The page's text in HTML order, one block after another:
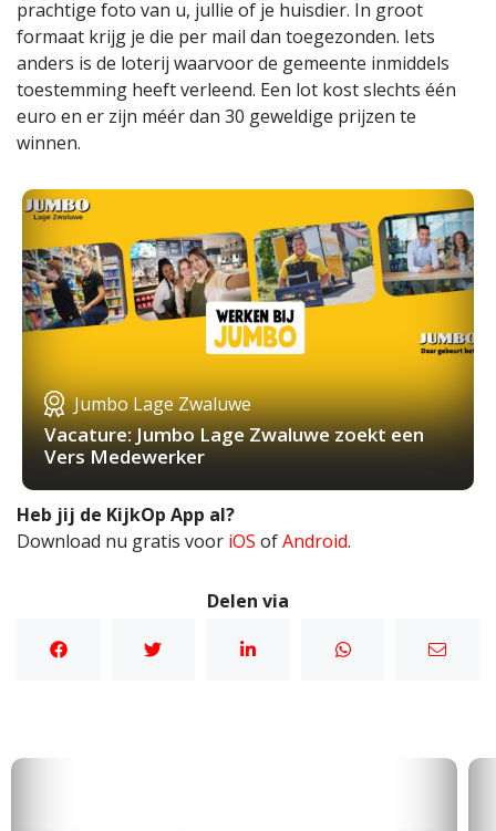
prachtige foto van u, jullie of je huisdier. In groot
formaat krijg je die per mail dan toegezonden. Iets
anders is de loterij waarvoor de gemeente inmiddels
toestemming heeft verleend. Een lot kost slechts één
euro en er zijn méér dan 30 geweldige prijzen te
winnen.
Jumbo Lage Zwaluwe
Vacature: Jumbo Lage Zwaluwe zoekt een
Vers Medewerker
Heb jij de KijkOp App al?
Download nu gratis voor iOS ofAndroid.
Delen via